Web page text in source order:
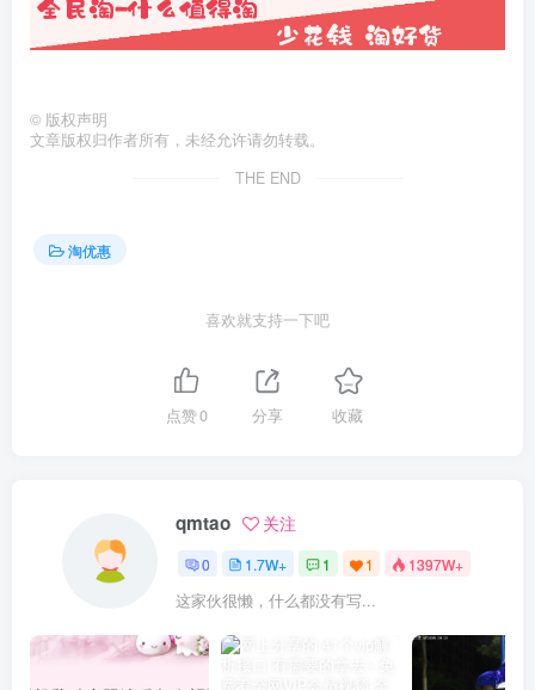
© 版权声明
文章版权归作者所有，未经允许请勿转载。
THE END
淘优惠
喜欢就支持一下吧
点赞0 分享 收藏
qmtao 关注
0 1.7W+ 1 1 1397W+
这家伙很懒，什么都没有写...